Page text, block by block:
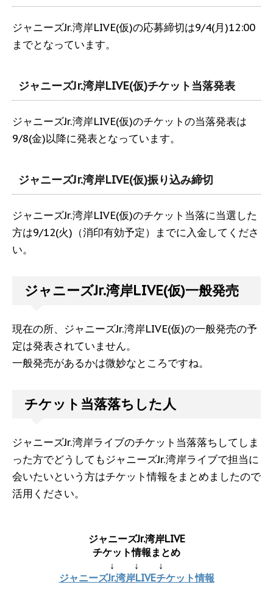
ジャニーズJr.湾岸LIVE(仮)の応募締切は9/4(月)12:00
までとなっています。
ジャニーズJr.湾岸LIVE(仮)チケット当落発表
ジャニーズJr.湾岸LIVE(仮)のチケットの当落発表は
9/8(金)以降に発表となっています。
ジャニーズJr.湾岸LIVE(仮)振り込み締切
ジャニーズJr.湾岸LIVE(仮)のチケット当落に当選した
方は9/12(火)（消印有効予定）までに入金してくださ
い。
ジャニーズJr.湾岸LIVE(仮)一般発売
現在の所、ジャニーズJr.湾岸LIVE(仮)の一般発売の予
定は発表されていません。
一般発売があるかは微妙なところですね。
チケット当落落ちした人
ジャニーズJr.湾岸ライブのチケット当落落ちしてしま
った方でどうしてもジャニーズJr.湾岸ライブで担当に
会いたいという方はチケット情報をまとめましたので
活用ください。
ジャニーズJr.湾岸LIVE
チケット情報まとめ
↓ ↓ ↓
ジャニーズJr.湾岸LIVEチケット情報